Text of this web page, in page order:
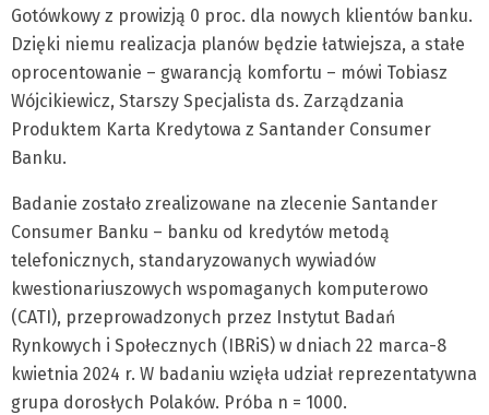
Gotówkowy z prowizją 0 proc. dla nowych klientów banku.
Dzięki niemu realizacja planów będzie łatwiejsza, a stałe
oprocentowanie – gwarancją komfortu – mówi Tobiasz
Wójcikiewicz, Starszy Specjalista ds. Zarządzania
Produktem Karta Kredytowa z Santander Consumer
Banku.
Badanie zostało zrealizowane na zlecenie Santander
Consumer Banku – banku od kredytów metodą
telefonicznych, standaryzowanych wywiadów
kwestionariuszowych wspomaganych komputerowo
(CATI), przeprowadzonych przez Instytut Badań
Rynkowych i Społecznych (IBRiS) w dniach 22 marca-8
kwietnia 2024 r. W badaniu wzięła udział reprezentatywna
grupa dorosłych Polaków. Próba n = 1000.